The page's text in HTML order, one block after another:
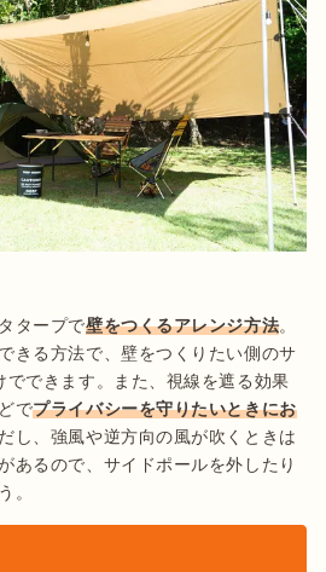
タープで壁をつくるアレンジ方法。
きる方法で、壁をつくりたい側のサ
できます。また、視線を遮る効果
でプライバシーを守りたいときにお
し、強風や逆方向の風が吹くときは
あるので、サイドポールを外したり
。